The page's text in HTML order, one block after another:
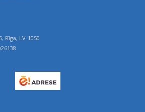
Rīga, LV-1050